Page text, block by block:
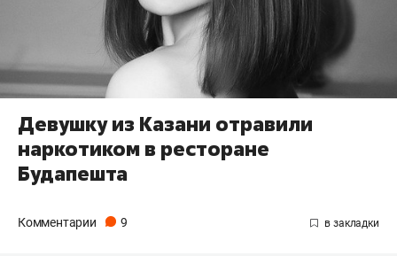
Девушку из Казани отравили
наркотиком в ресторане
Будапешта
Комментарии 9